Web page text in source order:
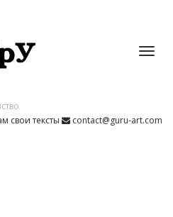
свои тексты
contact@guru-art.com